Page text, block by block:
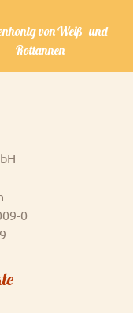
von Weiß- und
Rottannen
0